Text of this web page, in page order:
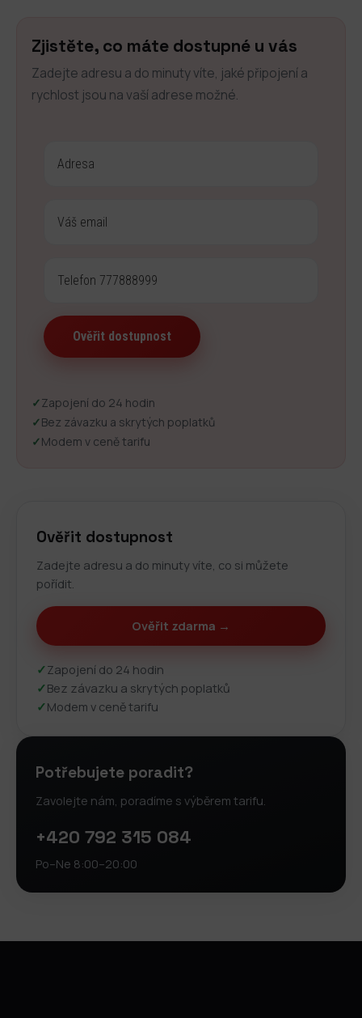
Zjistěte, co máte dostupné u vás
Zadejte adresu a do minuty víte, jaké připojení a
rychlost jsou na vaší adrese možné.
✓Zapojení do 24 hodin
✓Bez závazku a skrytých poplatků
✓Modem v ceně tarifu
Ověřit dostupnost
Zadejte adresu a do minuty víte, co si můžete
pořídit.
Ověřit zdarma →
✓Zapojení do 24 hodin
✓Bez závazku a skrytých poplatků
✓Modem v ceně tarifu
Potřebujete poradit?
Zavolejte nám, poradíme s výběrem tarifu.
+420 792 315 084
Po–Ne 8:00–20:00